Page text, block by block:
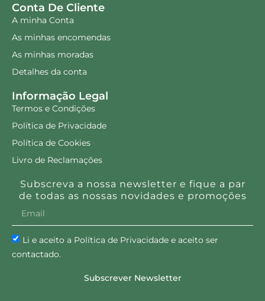
Conta De Cliente
A minha Conta
As minhas encomendas
As minhas moradas
Detalhes da conta
Informação Legal
Termos e Condições
Política de Privacidade
Política de Cookies
Livro de Reclamações
Subscreva a nossa newsletter e fique a par
de todas as nossas novidades e promoções
Li e aceito a Política de Privacidade e aceito ser
contactado.
Subscrever Newsletter